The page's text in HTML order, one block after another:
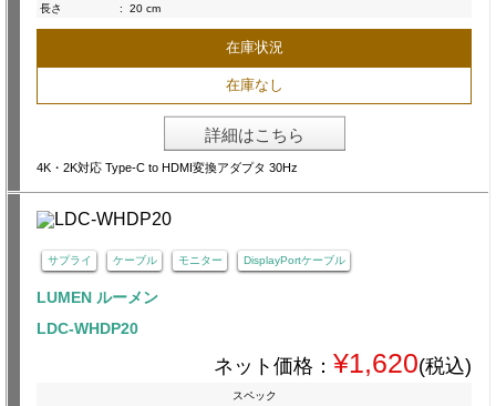
長さ
: 20 cm
在庫状況
在庫なし
詳細はこちら
4K・2K対応 Type-C to HDMI変換アダプタ 30Hz
サプライ ケーブル モニター DisplayPortケーブル
LUMEN ルーメン
LDC-WHDP20
ネット価格： ¥1,620(税込)
スペック